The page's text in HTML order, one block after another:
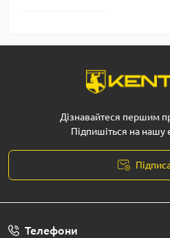
Дізнавайтеся першим
Підпишіться на нашу
Телефони